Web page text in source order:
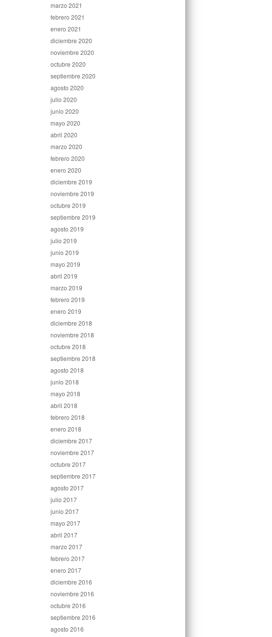
marzo 2021
febrero 2021
enero 2021
diciembre 2020
noviembre 2020
octubre 2020
septiembre 2020
agosto 2020
julio 2020
junio 2020
mayo 2020
abril 2020
marzo 2020
febrero 2020
enero 2020
diciembre 2019
noviembre 2019
octubre 2019
septiembre 2019
agosto 2019
julio 2019
junio 2019
mayo 2019
abril 2019
marzo 2019
febrero 2019
enero 2019
diciembre 2018
noviembre 2018
octubre 2018
septiembre 2018
agosto 2018
junio 2018
mayo 2018
abril 2018
febrero 2018
enero 2018
diciembre 2017
noviembre 2017
octubre 2017
septiembre 2017
agosto 2017
julio 2017
junio 2017
mayo 2017
abril 2017
marzo 2017
febrero 2017
enero 2017
diciembre 2016
noviembre 2016
octubre 2016
septiembre 2016
agosto 2016